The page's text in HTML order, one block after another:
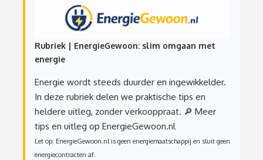
Rubriek | EnergieGewoon: slim omgaan met
energie
Energie wordt steeds duurder en ingewikkelder.
In deze rubriek delen we praktische tips en
heldere uitleg, zonder verkooppraat. 🔎 Meer
tips en uitleg op EnergieGewoon.nl
Let op: EnergieGewoon.nl is geen energiemaatschappij en sluit geen
energiecontracten af.